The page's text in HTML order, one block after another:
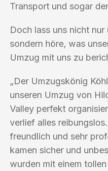
Transport und sogar
Doch lass uns nicht nur
sondern höre, was
Umzug mit uns zu
„Der Umzugskönig
unseren Umzug von
Valley perfekt
verlief alles
freundlich und sehr
kamen sicher und
wurden mit einem